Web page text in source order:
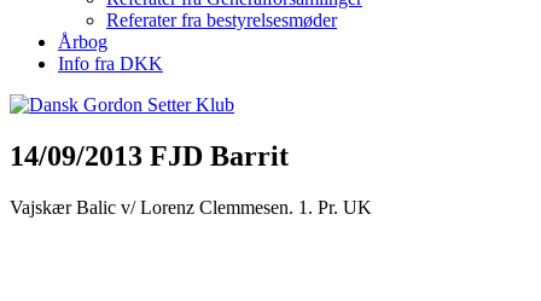
Referater fra bestyrelsesmøder
Årbog
Info fra DKK
14/09/2013 FJD Barrit
Vajskær Balic v/ Lorenz Clemmesen. 1. Pr. UK